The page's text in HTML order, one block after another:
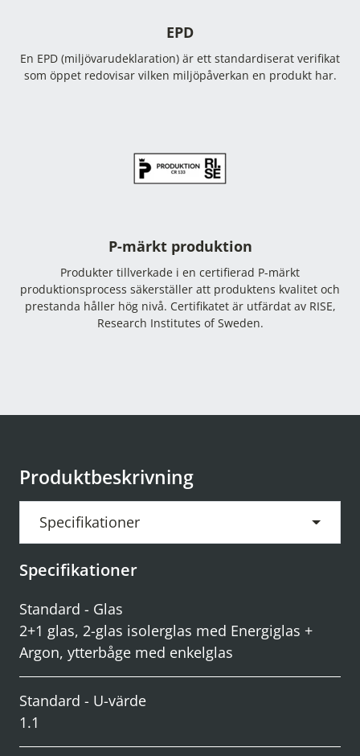
EPD
En EPD (miljövarudeklaration) är ett standardiserat verifikat
som öppet redovisar vilken miljöpåverkan en produkt har.
P-märkt produktion
Produkter tillverkade i en certifierad P-märkt
produktionsprocess säkerställer att produktens kvalitet och
prestanda håller hög nivå. Certifikatet är utfärdat av RISE,
Research Institutes of Sweden.
Produktbeskrivning
Specifikationer
Specifikationer
Standard - Glas
2+1 glas, 2-glas isolerglas med Energiglas +
Argon, ytterbåge med enkelglas
Standard - U-värde
1.1